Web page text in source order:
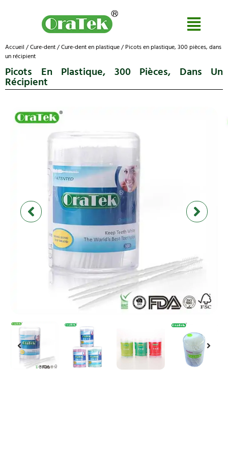
Accueil /Cure-dent/Cure-dent en plastique/ Picots en plastique, 300 pièces, dans
un récipient
Picots En Plastique, 300 Pièces, Dans Un
Récipient